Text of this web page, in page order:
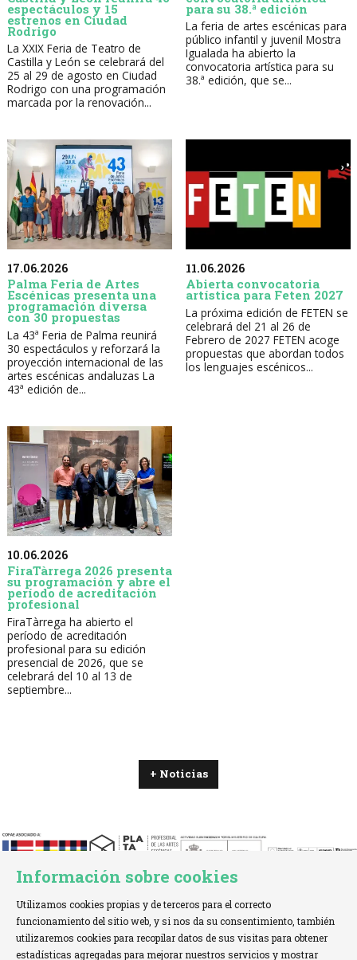
espectáculos y 15
estrenos en Ciudad
Rodrigo
La XXIX Feria de Teatro de
Castilla y León se celebrará del
25 al 29 de agosto en Ciudad
Rodrigo con una programación
marcada por la renovación...
para su 38.ª edición
La feria de artes escénicas para
público infantil y juvenil Mostra
Igualada ha abierto la
convocatoria artística para su
38.ª edición, que se...
17.06.2026
Palma Feria de Artes
Escénicas presenta una
programación diversa
con 30 propuestas
La 43ª Feria de Palma reunirá
30 espectáculos y reforzará la
proyección internacional de las
artes escénicas andaluzas La
43ª edición de...
11.06.2026
Abierta convocatoria
artística para Feten 2027
La próxima edición de FETEN se
celebrará del 21 al 26 de
Febrero de 2027 FETEN acoge
propuestas que abordan todos
los lenguajes escénicos...
10.06.2026
FiraTàrrega 2026 presenta
su programación y abre el
período de acreditación
profesional
FiraTàrrega ha abierto el
período de acreditación
profesional para su edición
presencial de 2026, que se
celebrará del 10 al 13 de
septiembre...
+ Noticias
Información sobre cookies
Utilizamos cookies propias y de terceros para el correcto
funcionamiento del sitio web, y si nos da su consentimiento, también
utilizaremos cookies para recopilar datos de sus visitas para obtener
estadísticas agregadas para mejorar nuestros servicios y mostrar